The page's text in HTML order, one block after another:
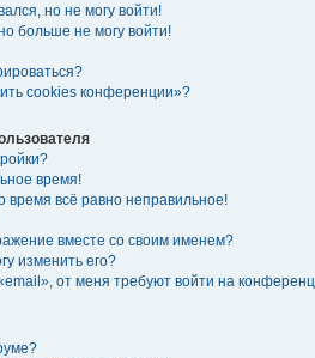
но не могу войти!
больше не могу войти!
cookies конференции»?
время!
время всё равно неправильное!
вместе со своим именем?
изменить его?
от меня требуют войти на